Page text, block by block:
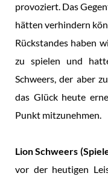
provoziert. Das
hätten verhindern
Rückstandes haben
zu spielen und
Schweers, der aber
das Glück heute
Punkt mitzunehmen.
Lion Schweers
vor der heutigen